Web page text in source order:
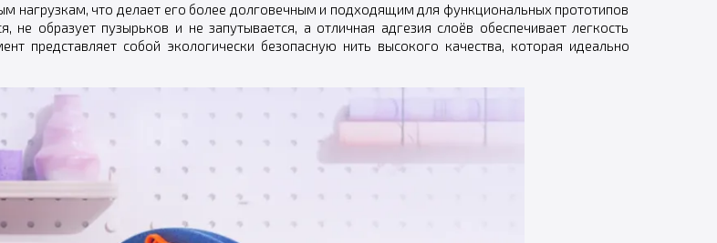
нагрузкам, что делает его более долговечным и подходящим для функциональных прототипов
образует пузырьков и не запутывается, а отличная адгезия слоёв обеспечивает легкость
представляет собой экологически безопасную нить высокого качества, которая идеально